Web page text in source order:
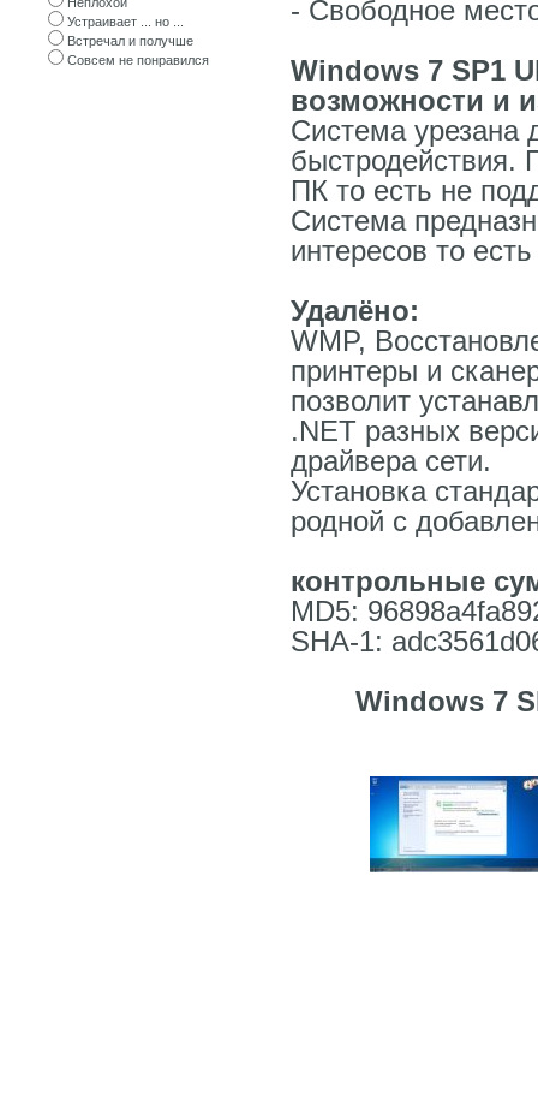
Устраивает ... но ...
Встречал и получше
Совсем не понравился
- Свободное
Windows 7 SP1
возможности и
Система урезана
быстродействия.
ПК то есть не
Система
интересов то
Удалёно:
WMP,
принтеры и
позволит
.NET разных
драйвера сети.
Установка
родной с
контрольные
MD5:
SHA-1:
Windows 7